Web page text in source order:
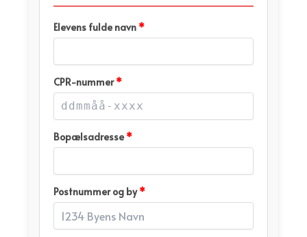
Elevens fulde navn *
CPR-nummer*
Bopælsadresse *
Postnummer og by*